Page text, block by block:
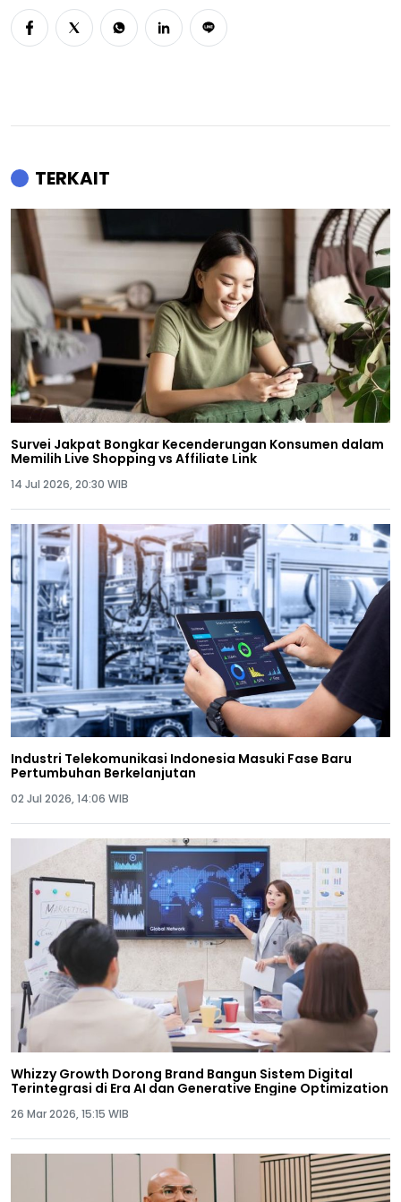
TERKAIT
Survei Jakpat Bongkar Kecenderungan Konsumen dalam
Memilih Live Shopping vs Affiliate Link
14 Jul 2026, 20:30 WIB
Industri Telekomunikasi Indonesia Masuki Fase Baru
Pertumbuhan Berkelanjutan
02 Jul 2026, 14:06 WIB
Whizzy Growth Dorong Brand Bangun Sistem Digital
Terintegrasi di Era AI dan Generative Engine Optimization
26 Mar 2026, 15:15 WIB